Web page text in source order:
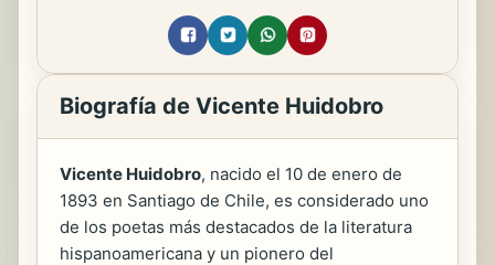
Biografía de Vicente Huidobro
Vicente Huidobro, nacido el 10 de enero de
1893 en Santiago de Chile, es considerado uno
de los poetas más destacados de la literatura
hispanoamericana y un pionero del